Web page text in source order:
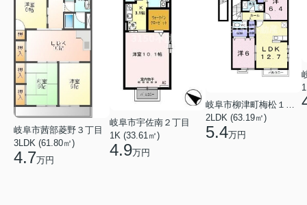
岐阜市茜部菱野３丁目
3LDK (61.80㎡)
4.7万円
岐阜市宇佐南２丁目
1K (33.61㎡)
4.9万円
岐阜市柳津町梅松１丁目
2LDK (63.19㎡)
5.4万円